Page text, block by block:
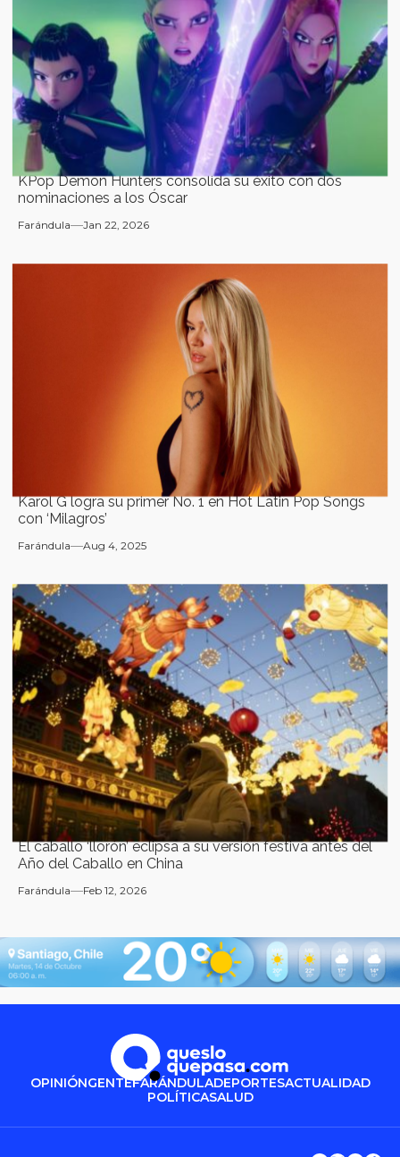
KPop Demon Hunters consolida su éxito con dos
nominaciones a los Óscar
Farándula Jan 22, 2026
Karol G logra su primer No. 1 en Hot Latin Pop Songs
con ‘Milagros’
Farándula Aug 4, 2025
El caballo ‘llorón’ eclipsa a su versión festiva antes del
Año del Caballo en China
Farándula Feb 12, 2026
OPINIÓNGENTEFARÁNDULADEPORTESACTUALIDAD
POLÍTICASALUD